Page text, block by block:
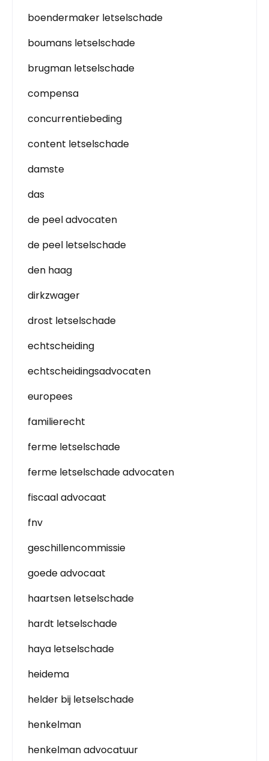
boendermaker letselschade
boumans letselschade
brugman letselschade
compensa
concurrentiebeding
content letselschade
damste
das
de peel advocaten
de peel letselschade
den haag
dirkzwager
drost letselschade
echtscheiding
echtscheidingsadvocaten
europees
familierecht
ferme letselschade
ferme letselschade advocaten
fiscaal advocaat
fnv
geschillencommissie
goede advocaat
haartsen letselschade
hardt letselschade
haya letselschade
heidema
helder bij letselschade
henkelman
henkelman advocatuur